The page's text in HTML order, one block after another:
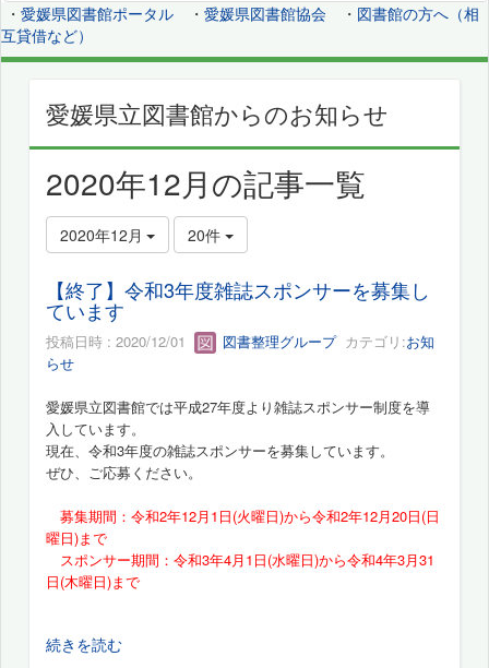
・ 愛媛県図書館ポータル ・ 愛媛県図書館協会 ・ 図書館の方へ（相
互貸借など）
愛媛県立図書館からのお知らせ
2020年12月の記事一覧
2020年12月 20件
【終了】令和3年度雑誌スポンサーを募集し
ています
投稿日時 : 2020/12/01 図書整理グループカテゴリ:お知
らせ
愛媛県立図書館では平成27年度より雑誌スポンサー制度を導
入しています。
現在、令和3年度の雑誌スポンサーを募集しています。
ぜひ、ご応募ください。
募集期間：令和2年12月1日(火曜日)から令和2年12月20日(日
曜日)まで
スポンサー期間：令和3年4月1日(水曜日)から令和4年3月31
日(木曜日)まで
続きを読む